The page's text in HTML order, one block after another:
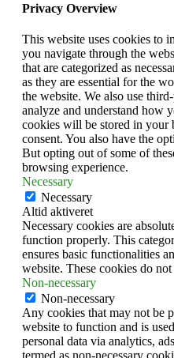
Privacy Overview
This website uses cookies to
you navigate through the
that are categorized as
as they are essential for the
the website. We also use
analyze and understand how
cookies will be stored in
consent. You also have the
But opting out of some of
browsing experience.
Necessary
Necessary
Altid aktiveret
Necessary cookies are
function properly. This
ensures basic functionalities
website. These cookies do
Non-necessary
Non-necessary
Any cookies that may not be
website to function and is
personal data via analytics,
termed as non-necessary